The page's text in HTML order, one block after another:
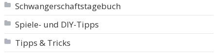
Schwangerschaftstagebuch
Spiele- und DIY-Tipps
Tipps & Tricks